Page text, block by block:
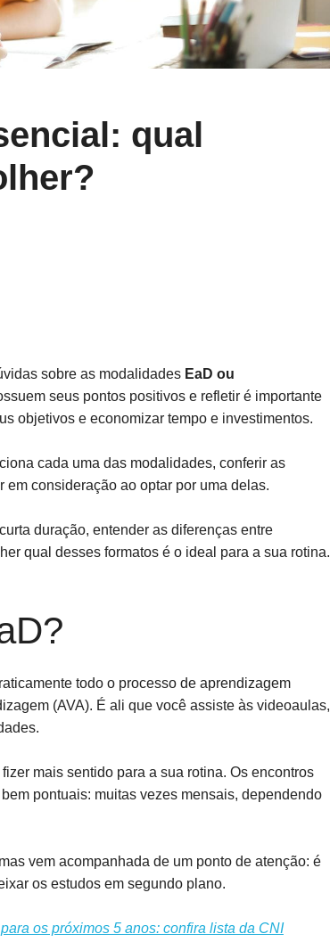
qual
sobre as modalidades EaD ou
seus pontos positivos e refletir é importante
objetivos e economizar tempo e investimentos.
cada uma das modalidades, conferir as
consideração ao optar por uma delas.
duração, entender as diferenças entre
qual desses formatos é o ideal para a sua rotina.
todo o processo de aprendizagem
(AVA). É ali que você assiste às videoaulas,
mais sentido para a sua rotina. Os encontros
pontuais: muitas vezes mensais, dependendo
vem acompanhada de um ponto de atenção: é
os estudos em segundo plano.
os próximos 5 anos: confira lista da CNI